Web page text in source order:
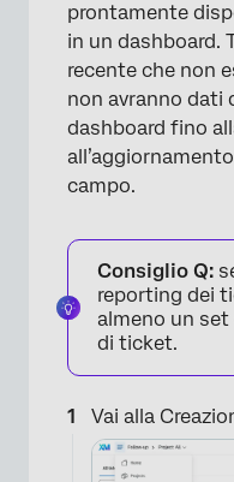
prontamente
in un dashboard.
recente che non
non avranno dati
dashboard fino
campo.
Consiglio Q:
reporting dei
almeno un set
di ticket.
Vai alla